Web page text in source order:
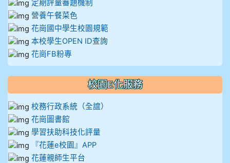
定期評量審題機制
營養午餐菜色
花崗國中學生校園規範
本校學生OPEN ID查詢
花崗FB粉專
校園E化服務
校務行政系統（全誼）
花崗圖書館
學習扶助科技化評量
『花蓮e校園』APP
花蓮親師生平台